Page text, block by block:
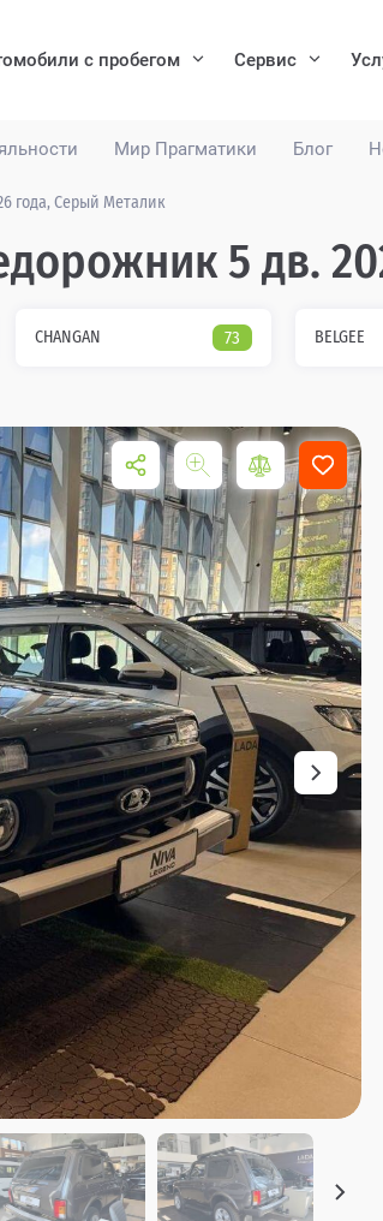
Мир Прагматики Блог
с пробегом Сервис
года, Серый Металик
5 дв.
CHANGAN 73 BELGEE